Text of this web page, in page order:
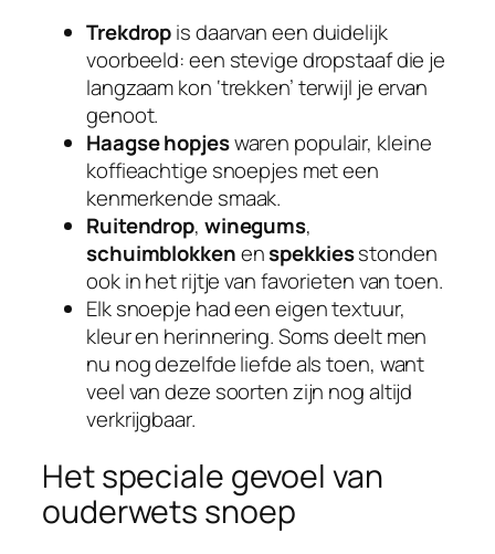
Trekdropis daarvan een duidelijk
voorbeeld: een stevige dropstaaf die je
langzaam kon ‘trekken’ terwijl je ervan
genoot.
Haagse hopjeswaren populair, kleine
koffieachtige snoepjes met een
kenmerkende smaak.
Ruitendrop, winegums,
schuimblokkenenspekkiesstonden
ook in het rijtje van favorieten van toen.
Elk snoepje had een eigen textuur,
kleur en herinnering. Soms deelt men
nu nog dezelfde liefde als toen, want
veel van deze soorten zijn nog altijd
verkrijgbaar.
Het speciale gevoel van
ouderwets snoep